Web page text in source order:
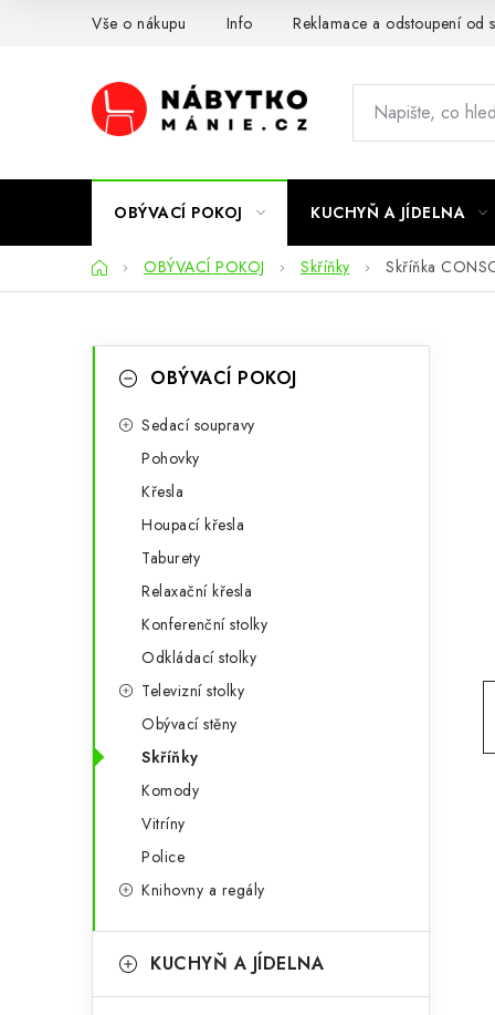
Vše o nákupu Info Reklamace a odstoupení od
OBÝVACÍ POKOJ KUCHYŇ A JÍDELNA
DomůOBÝVACÍ POKOJ Skříňky Skříňka
p
kategorieOBÝVACÍ POKOJ
Sedací soupravy
Pohovky
Křesla
Houpací křesla
Taburety
Relaxační křesla
Konferenční stolky
Odkládací stolky
Televizní stolky
Obývací stěny
Skříňky
Komody
Vitríny
Police
Knihovny a regály
KUCHYŇ A JÍDELNA